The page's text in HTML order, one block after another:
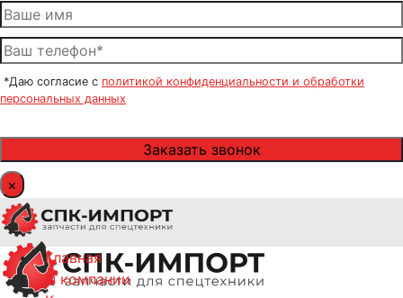
*Даю согласие с политикой конфиденциальности и обработки
персональных данных
×
Главная
О компании